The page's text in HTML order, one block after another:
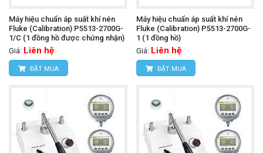
Máy hiệu chuẩn áp suất khí nén
Fluke (Calibration) P5513-2700G-
1/C (1 đồng hồ được chứng nhận)
Giá: Liên hệ
ĐẶT MUA
Máy hiệu chuẩn áp suất khí nén
Fluke (Calibration) P5513-2700G-
1 (1 đồng hồ)
Giá: Liên hệ
ĐẶT MUA